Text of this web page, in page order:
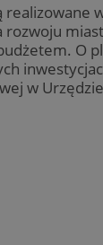
realizowane
O
w